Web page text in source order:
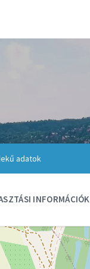
adatok
INFORMÁCIÓK